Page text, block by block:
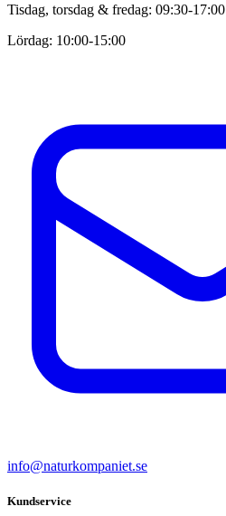
Tisdag, torsdag & fredag: 09:30-17:00
Lördag: 10:00-15:00
info@naturkompaniet.se
Kundservice